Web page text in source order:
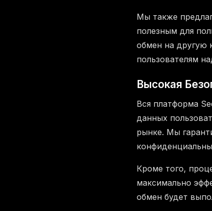
Мы также
полезным для
обмен на другую
пользователям
Высокая
Вся платформа
данных
рынке. Мы
Кроме того,
максимально
обмен будет